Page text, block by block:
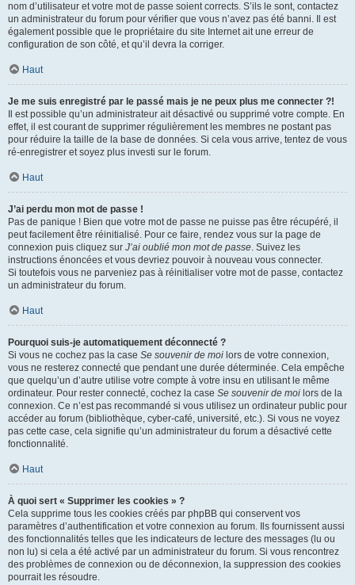
nom d’utilisateur et votre mot de passe soient corrects. S’ils le sont, contactez
un administrateur du forum pour vérifier que vous n’avez pas été banni. Il est
également possible que le propriétaire du site Internet ait une erreur de
configuration de son côté, et qu’il devra la corriger.
Haut
Je me suis enregistré par le passé mais je ne peux plus me connecter ?!
Il est possible qu’un administrateur ait désactivé ou supprimé votre compte. En
effet, il est courant de supprimer régulièrement les membres ne postant pas
pour réduire la taille de la base de données. Si cela vous arrive, tentez de vous
ré-enregistrer et soyez plus investi sur le forum.
Haut
J’ai perdu mon mot de passe !
Pas de panique ! Bien que votre mot de passe ne puisse pas être récupéré, il
peut facilement être réinitialisé. Pour ce faire, rendez vous sur la page de
connexion puis cliquez sur J’ai oublié mon mot de passe. Suivez les
instructions énoncées et vous devriez pouvoir à nouveau vous connecter.
Si toutefois vous ne parveniez pas à réinitialiser votre mot de passe, contactez
un administrateur du forum.
Haut
Pourquoi suis-je automatiquement déconnecté ?
Si vous ne cochez pas la case Se souvenir de moi lors de votre connexion,
vous ne resterez connecté que pendant une durée déterminée. Cela empêche
que quelqu’un d’autre utilise votre compte à votre insu en utilisant le même
ordinateur. Pour rester connecté, cochez la case Se souvenir de moi lors de la
connexion. Ce n’est pas recommandé si vous utilisez un ordinateur public pour
accéder au forum (bibliothèque, cyber-café, université, etc.). Si vous ne voyez
pas cette case, cela signifie qu’un administrateur du forum a désactivé cette
fonctionnalité.
Haut
À quoi sert « Supprimer les cookies » ?
Cela supprime tous les cookies créés par phpBB qui conservent vos
paramètres d’authentification et votre connexion au forum. Ils fournissent aussi
des fonctionnalités telles que les indicateurs de lecture des messages (lu ou
non lu) si cela a été activé par un administrateur du forum. Si vous rencontrez
des problèmes de connexion ou de déconnexion, la suppression des cookies
pourrait les résoudre.